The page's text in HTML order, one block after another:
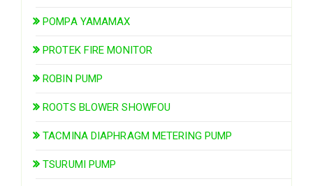
POMPA YAMAMAX
PROTEK FIRE MONITOR
ROBIN PUMP
ROOTS BLOWER SHOWFOU
TACMINA DIAPHRAGM METERING PUMP
TSURUMI PUMP